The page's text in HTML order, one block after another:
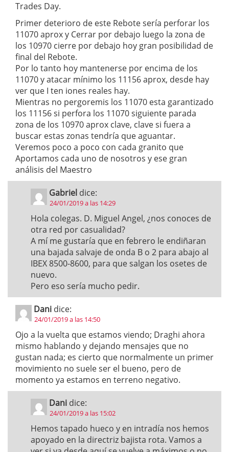
Trades Day.
Primer deterioro de este Rebote sería perforar los
11070 aprox y Cerrar por debajo luego la zona de
los 10970 cierre por debajo hoy gran posibilidad de
final del Rebote.
Por lo tanto hoy mantenerse por encima de los
11070 y atacar mínimo los 11156 aprox, desde hay
ver que I ten iones reales hay.
Mientras no pergoremis los 11070 esta garantizado
los 11156 si perfora los 11070 siguiente parada
zona de los 10970 aprox clave, clave si fuera a
buscar estas zonas tendría que aguantar.
Veremos poco a poco con cada granito que
Aportamos cada uno de nosotros y ese gran
análisis del Maestro
Gabriel dice:
24/01/2019 a las 14:29
Hola colegas. D. Miguel Angel, ¿nos conoces de
otra red por casualidad?
A mí me gustaría que en febrero le endiñaran
una bajada salvaje de onda B o 2 para abajo al
IBEX 8500-8600, para que salgan los osetes de
nuevo.
Pero eso sería mucho pedir.
Dani dice:
24/01/2019 a las 14:50
Ojo a la vuelta que estamos viendo; Draghi ahora
mismo hablando y dejando mensajes que no
gustan nada; es cierto que normalmente un primer
movimiento no suele ser el bueno, pero de
momento ya estamos en terreno negativo.
Dani dice:
24/01/2019 a las 15:02
Hemos tapado hueco y en intradía nos hemos
apoyado en la directriz bajista rota. Vamos a